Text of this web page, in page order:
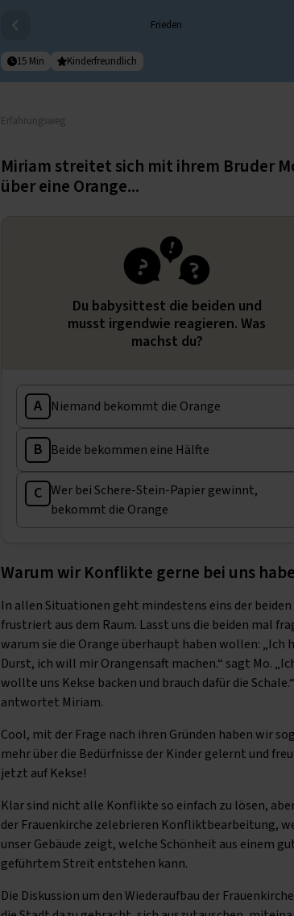
Frieden
15 Min Kinderfreundlich
Erfahrungsweg
Miriam streitet sich mit ihrem Bruder
über eine Orange...
Du babysittest die beiden und
musst irgendwie reagieren. Was
machst du?
A Niemand bekommt die Orange
B Beide bekommen eine Hälfte
C Wer bei Schere-Stein-Papier gewinnt,
bekommt die Orange
Warum wir Konflikte gerne bei uns
In allen Situationen geht mindestens eins der
frustriert aus dem Raum. Lasst uns die beiden mal
warum sie die Orange überhaupt haben wollen: „Ich
Durst, ich will mir Orangensaft machen.“ sagt Mo.
wollte uns Kekse backen und brauch dafür die Schale.“
antwortet Miriam.
Cool, mit der Frage nach ihren Gründen haben wir
mehr über die Bedürfnisse der Kinder gelernt und
jetzt auf Kekse!
Klar sind nicht alle Konflikte so einfach zu lösen,
der Frauenkirche zelebrieren Konfliktbearbeitung,
unser Gebäude zeigt, welche Schönheit aus einem
geführtem Streit entstehen kann.
Die Diskussion um den Wiederaufbau der